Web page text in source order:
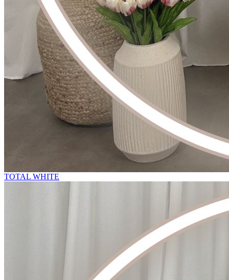
TOTAL WHITE